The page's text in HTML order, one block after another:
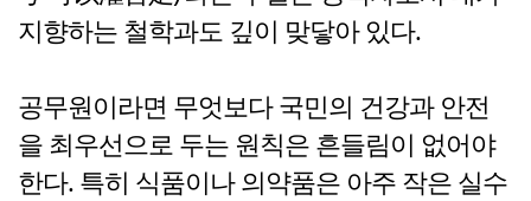
지향하는 철학과도 깊이 맞닿아 있다.
공무원이라면 무엇보다 국민의 건강과 안전
을 최우선으로 두는 원칙은 흔들림이 없어야
한다. 특히 식품이나 의약품은 아주 작은 실수